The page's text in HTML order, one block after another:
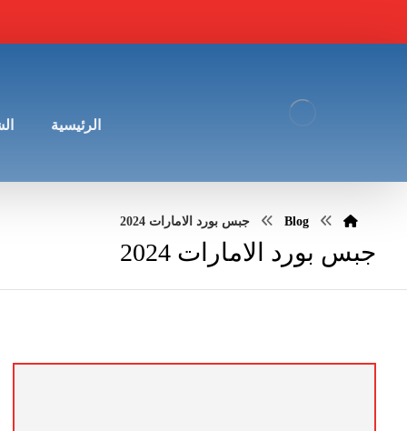
الرئيسية
Blog جبس بورد الامارات 2024
جبس بورد الامارات 2024